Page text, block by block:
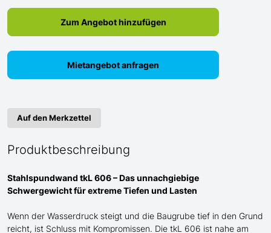
Zum Angebot hinzufügen
Mietangebot anfragen
Auf den Merkzettel
Produktbeschreibung
Stahlspundwand tkL 606 – Das unnachgiebige
Schwergewicht fürextremeTiefen und Lasten
Wenn der Wasserdruck steigt und die Baugrube tief in den Grund
reicht, ist Schluss mit Kompromissen. Die tkL 606 ist nahe am